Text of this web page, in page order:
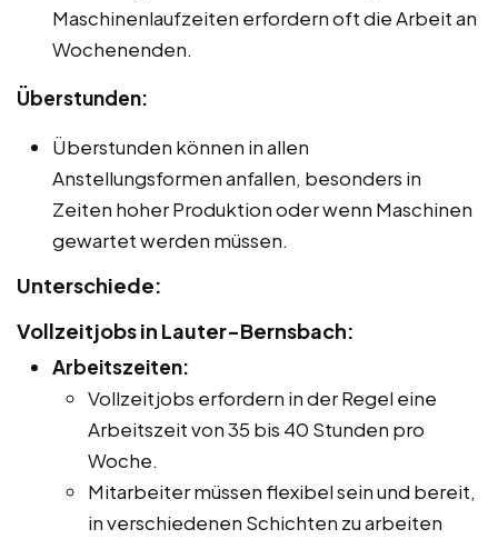
Maschinenlaufzeiten erfordern oft die Arbeit an
Wochenenden.
Überstunden:
Überstunden können in allen
Anstellungsformen anfallen, besonders in
Zeiten hoher Produktion oder wenn Maschinen
gewartet werden müssen.
Unterschiede:
Vollzeitjobs in Lauter-Bernsbach:
Arbeitszeiten:
Vollzeitjobs erfordern in der Regel eine
Arbeitszeit von 35 bis 40 Stunden pro
Woche.
Mitarbeiter müssen flexibel sein und bereit,
in verschiedenen Schichten zu arbeiten